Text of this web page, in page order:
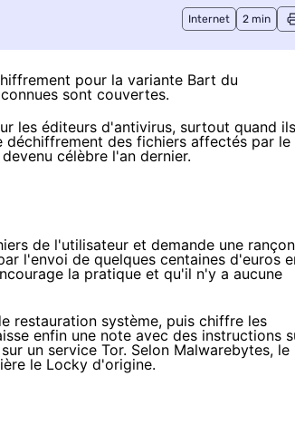
Internet 2 min
pour la variante Bart du
sont couvertes.
les éditeurs d'antivirus, surtout quand ils
déchiffrement des fichiers affectés par le
célèbre l'an dernier.
de l'utilisateur et demande une rançon
l'envoi de quelques centaines d'euros
la pratique et qu'il n'y a aucune
restauration système, puis chiffre les
enfin une note avec des instructions
un service Tor. Selon Malwarebytes, le
le Locky d'origine.